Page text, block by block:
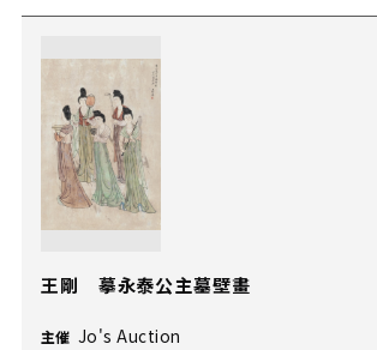
王剛 摹永泰公主墓壁畫
主催 Jo's Auction